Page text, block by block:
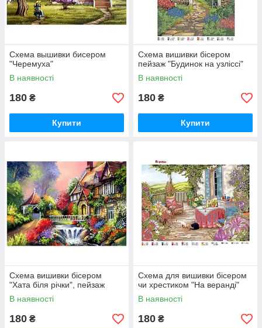
Схема вышивки бисером
"Черемуха"
В наявності
180 ₴
Купити
Схема вишивки бісером
пейзаж "Будинок на узліссі"
В наявності
180 ₴
Купити
Схема вишивки бісером
"Хата біля річки", пейзаж
В наявності
180 ₴
Схема для вишивки бісером
чи хрестиком "На веранді"
В наявності
180 ₴